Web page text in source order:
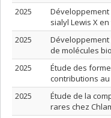
2025
Développement
sialyl Lewis X
2025
Développement
de molécules
2025
Étude des
contributions
2025
Étude de la
rares chez